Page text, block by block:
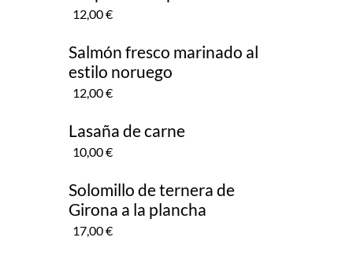
12,00 €
Salmón fresco marinado al
estilo noruego
12,00 €
Lasaña de carne
10,00 €
Solomillo de ternera de
Girona a la plancha
17,00 €